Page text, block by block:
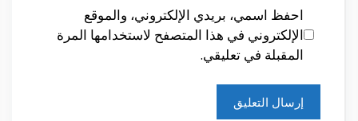
احفظ اسمي، بريدي الإلكتروني، والموقع
الإلكتروني في هذا المتصفح لاستخدامها المرة
المقبلة في تعليقي.